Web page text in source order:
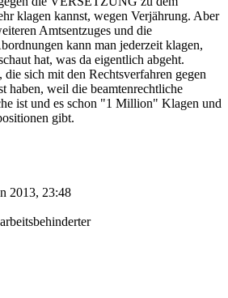
klagen kannst, wegen Verjährung. Aber
Amtsentzuges und die
kann man jederzeit klagen,
hat, was da eigentlich abgeht.
sich mit den Rechtsverfahren gegen
haben, weil die beamtenrechtliche
ist und es schon "1 Million" Klagen und
gibt.
2013, 23:48